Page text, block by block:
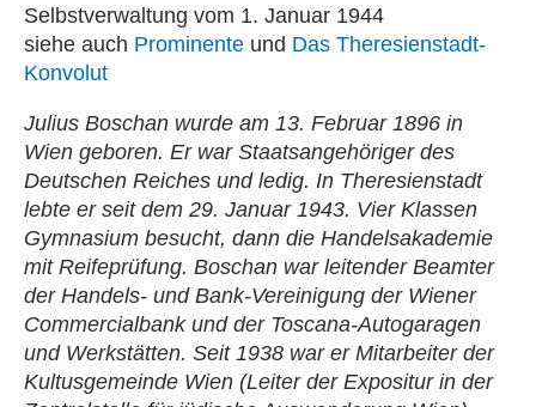
Selbstverwaltung vom 1. Januar 1944
siehe auch Prominente und Das Theresienstadt-
Konvolut
Julius Boschan wurde am 13. Februar 1896 in
Wien geboren. Er war Staatsangehöriger des
Deutschen Reiches und ledig. In Theresienstadt
lebte er seit dem 29. Januar 1943. Vier Klassen
Gymnasium besucht, dann die Handelsakademie
mit Reifeprüfung. Boschan war leitender Beamter
der Handels- und Bank-Vereinigung der Wiener
Commercialbank und der Toscana-Autogaragen
und Werkstätten. Seit 1938 war er Mitarbeiter der
Kultusgemeinde Wien (Leiter der Expositur in der